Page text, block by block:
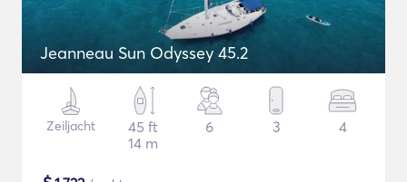
Jeanneau Sun Odyssey 45.2
Zeiljacht
45 ft
14 m
6 3 4